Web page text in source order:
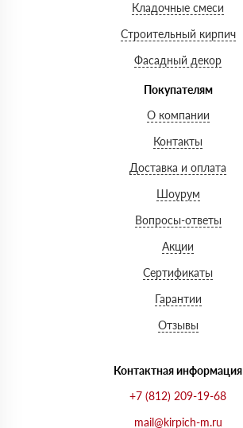
Кладочные смеси
Строительный кирпич
Фасадный декор
Покупателям
О компании
Контакты
Доставка и оплата
Шоурум
Вопросы-ответы
Акции
Сертификаты
Гарантии
Отзывы
Контактная информация
+7 (812) 209-19-68
mail@kirpich-m.ru